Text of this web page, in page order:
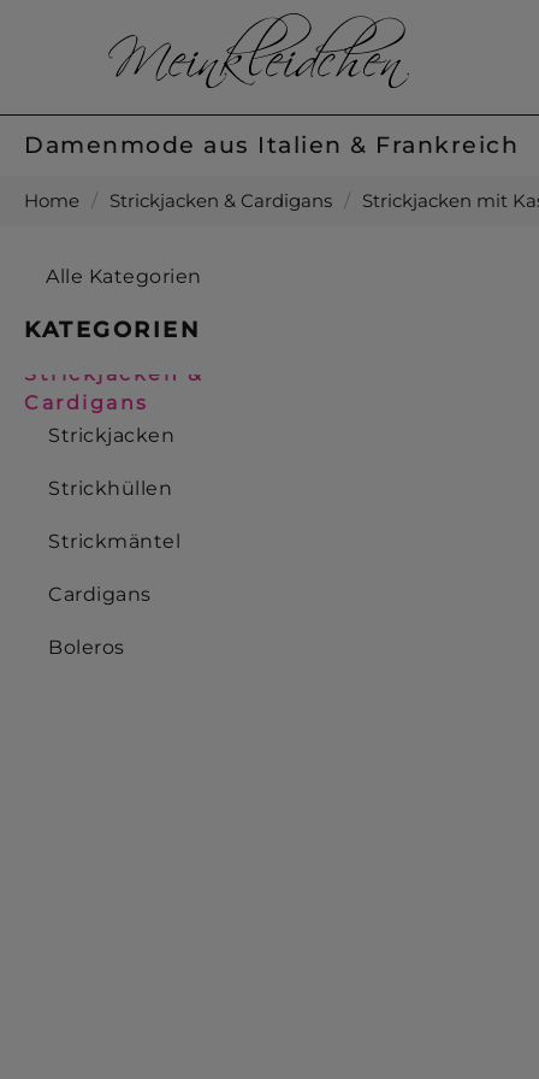
Damenmode aus Italien & Frankreich
Home / Strickjacken & Cardigans / Strickjacken mit
Alle Kategorien
KATEGORIEN
Strickjacken &
Cardigans
Strickjacken
Strickhüllen
Strickmäntel
Cardigans
Boleros